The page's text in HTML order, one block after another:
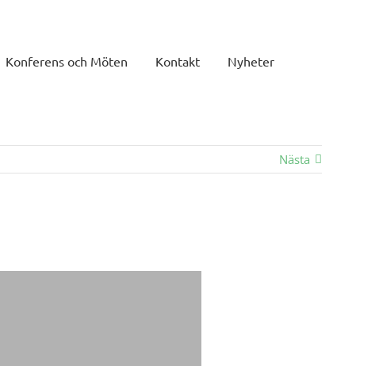
Konferens och Möten Kontakt Nyheter
Nästa